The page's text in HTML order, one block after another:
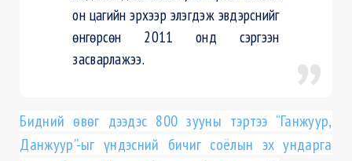
он цагийн эрхээр элэгдэж эвдэрснийг
өнгөрсөн 2011 онд сэргээн
засварлажээ.
Бидний өвөг дээдэс 800 зууны тэртээ “Ганжуур,
Данжуур”-ыг үндэсний бичиг соёлын эх ундарга